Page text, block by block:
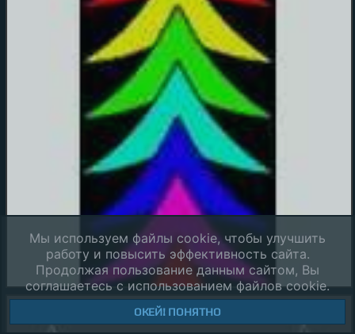
Мы используем файлы cookie, чтобы улучшить
работу и повысить эффективность сайта.
Продолжая пользование данным сайтом, Вы
соглашаетесь с использованием файлов cookie.
ОКЕЙ! ПОНЯТНО